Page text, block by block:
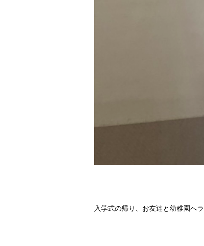
入学式の帰り、お友達と幼稚園へ